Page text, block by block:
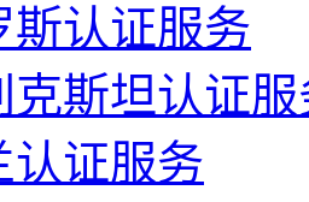
斯认证服务
克斯坦认证服
认证服务